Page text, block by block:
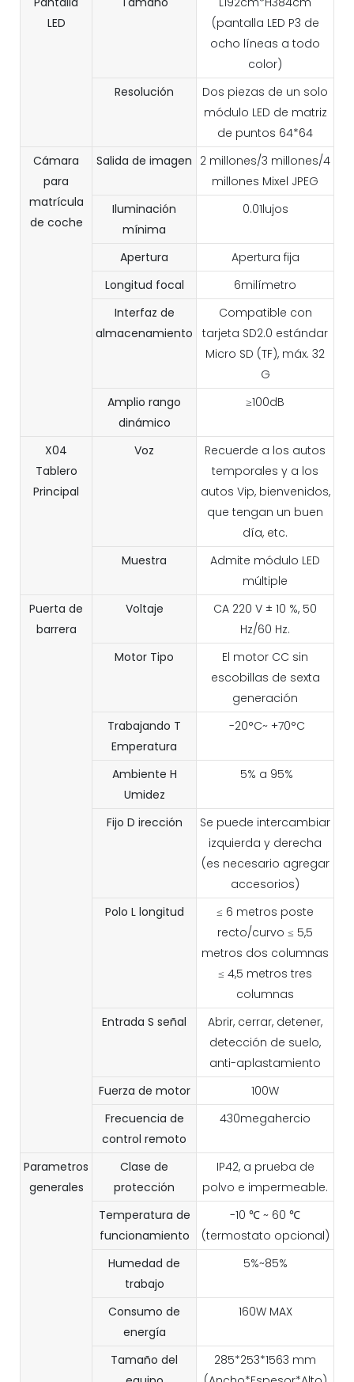
LED
(pantalla LED P3 de
ocho líneas a todo
color)
Resolución
Dos piezas de un solo
módulo LED de matriz
de puntos 64*64
Cámara
para
matrícula
de coche
Salida de imagen 2 millones/3 millones/4
millones Mixel JPEG
Iluminación
mínima
0.01lujos
Apertura
Apertura fija
Longitud focal
6milímetro
Interfaz de
almacenamiento
Compatible con
tarjeta SD2.0 estándar
Micro SD (TF), máx. 32
G
Amplio rango
dinámico
≥100dB
X04
Tablero
Principal
Voz
Recuerde a los autos
temporales y a los
autos Vip, bienvenidos,
que tengan un buen
día, etc.
Muestra
Admite módulo LED
múltiple
Puerta de
barrera
Voltaje
CA 220 V ± 10 %, 50
Hz/60 Hz.
Motor Tipo
El motor CC sin
escobillas de sexta
generación
Trabajando T
Emperatura
-20°C~ +70°C
Ambiente H
Umidez
5% a 95%
Fijo D irección
Se puede intercambiar
izquierda y derecha
(es necesario agregar
accesorios)
Polo Llongitud
≤ 6 metros poste
recto/curvo ≤ 5,5
metros dos columnas
≤ 4,5 metros tres
columnas
Entrada S señal
Abrir, cerrar, detener,
detección de suelo,
anti-aplastamiento
Fuerza de motor
100W
Frecuencia de
control remoto
430megahercio
Parametros
generales
Clase de
protección
IP42, a prueba de
polvo e impermeable.
Temperatura de
funcionamiento
-10 ℃ ~ 60 ℃
(termostato opcional)
Humedad de
trabajo
5%~85%
Consumo de
energía
160W MAX
Tamaño del
285*253*1563 mm